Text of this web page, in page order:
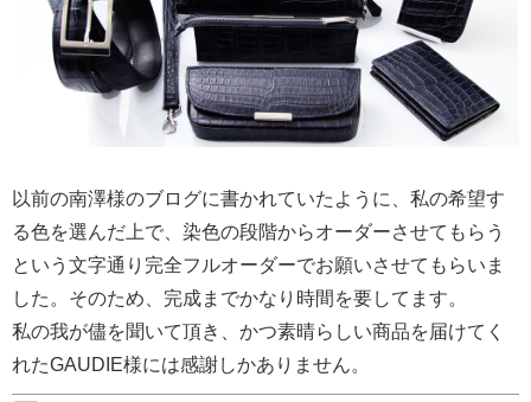
以前の南澤様のブログに書かれていたように、私の希望す
る色を選んだ上で、染色の段階からオーダーさせてもらう
という文字通り完全フルオーダーでお願いさせてもらいま
した。そのため、完成までかなり時間を要してます。
私の我が儘を聞いて頂き、かつ素晴らしい商品を届けてく
れたGAUDIE様には感謝しかありません。